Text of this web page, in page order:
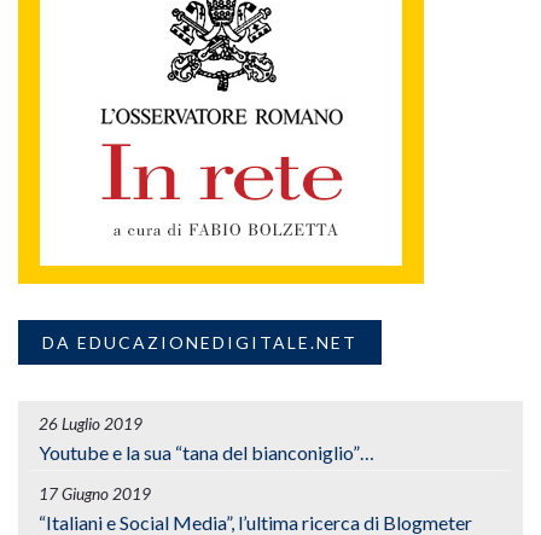
DA EDUCAZIONEDIGITALE.NET
26 Luglio 2019
Youtube e la sua “tana del bianconiglio”…
17 Giugno 2019
“Italiani e Social Media”, l’ultima ricerca di Blogmeter